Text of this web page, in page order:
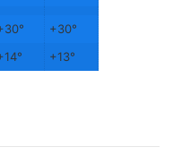
30° +30°
14° +13°